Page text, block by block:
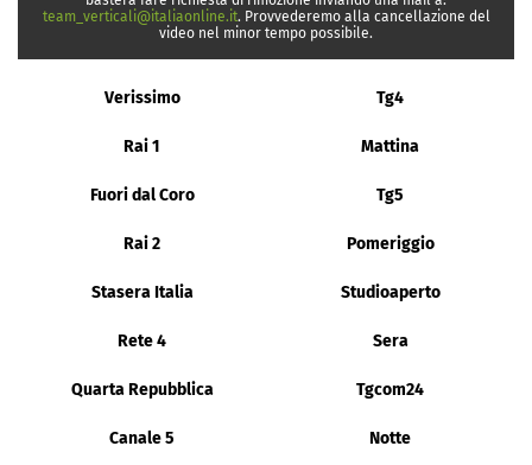
team_verticali@italiaonline.it. Provvederemo alla cancellazione del
video nel minor tempo possibile.
Verissimo Tg4
Rai 1 Mattina
Fuori dal Coro Tg5
Rai 2 Pomeriggio
Stasera Italia Studioaperto
Rete 4 Sera
Quarta Repubblica Tgcom24
Canale 5 Notte